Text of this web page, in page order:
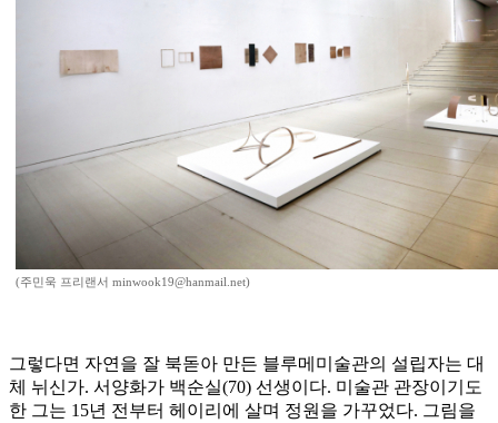
(주민욱 프리랜서 minwook19@hanmail.net)
그렇다면 자연을 잘 북돋아 만든 블루메미술관의 설립자는 대
체 뉘신가. 서양화가 백순실(70) 선생이다. 미술관 관장이기도
한 그는 15년 전부터 헤이리에 살며 정원을 가꾸었다. 그림을